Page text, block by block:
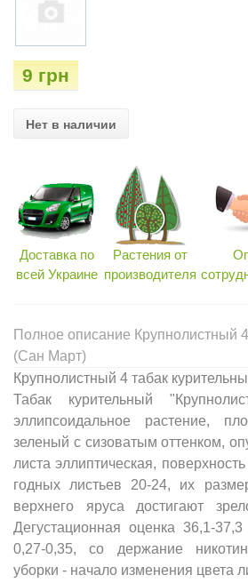
9 грн
Нет в наличии
Доставка по
всей Украине
Растения от
производителя
Полное описание Крупнолистный
(Сан Март)
Крупнолистный 4 табак
Табак курительный
эллипсоидальное растение,
зеленый с сизоватым оттенком,
листа эллиптическая,
годных листьев 20-24, их
верхнего яруса достигают
Дегустационная оценка 36,1-
0,27-0,35, со держание
уборки - начало изменения цвета